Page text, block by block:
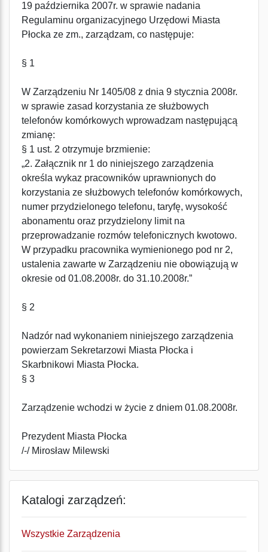
19 października 2007r. w sprawie nadania
Regulaminu organizacyjnego Urzędowi Miasta
Płocka ze zm., zarządzam, co następuje:
§ 1
W Zarządzeniu Nr 1405/08 z dnia 9 stycznia 2008r.
w sprawie zasad korzystania ze służbowych
telefonów komórkowych wprowadzam następującą
zmianę:
§ 1 ust. 2 otrzymuje brzmienie:
„2. Załącznik nr 1 do niniejszego zarządzenia
określa wykaz pracowników uprawnionych do
korzystania ze służbowych telefonów komórkowych,
numer przydzielonego telefonu, taryfę, wysokość
abonamentu oraz przydzielony limit na
przeprowadzanie rozmów telefonicznych kwotowo.
W przypadku pracownika wymienionego pod nr 2,
ustalenia zawarte w Zarządzeniu nie obowiązują w
okresie od 01.08.2008r. do 31.10.2008r.”
§ 2
Nadzór nad wykonaniem niniejszego zarządzenia
powierzam Sekretarzowi Miasta Płocka i
Skarbnikowi Miasta Płocka.
§ 3
Zarządzenie wchodzi w życie z dniem 01.08.2008r.
Prezydent Miasta Płocka
/-/ Mirosław Milewski
Katalogi zarządzeń:
Wszystkie Zarządzenia